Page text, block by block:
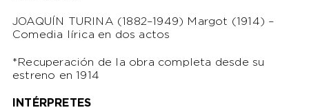
JOAQUÍN TURINA (1882–1949) Margot (1914) –
Comedia lírica en dos actos
*Recuperación de la obra completa desde su
estreno en 1914
INTÉRPRETES